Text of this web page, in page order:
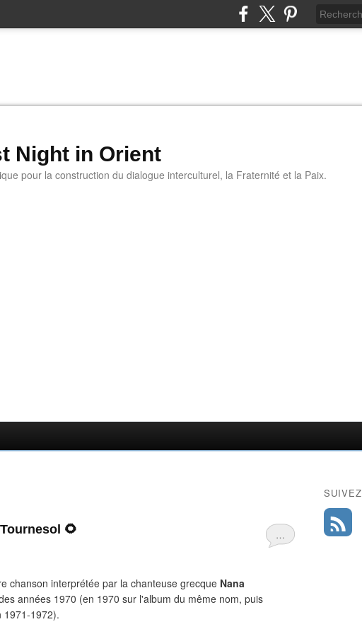
Night in Orient
pour la construction du dialogue interculturel, la Fraternité et la Paix.
…
🌻
chanson interprétée par la chanteuse grecque Nana
années 1970 (en 1970 sur l'album du même nom, puis
1971-1972).